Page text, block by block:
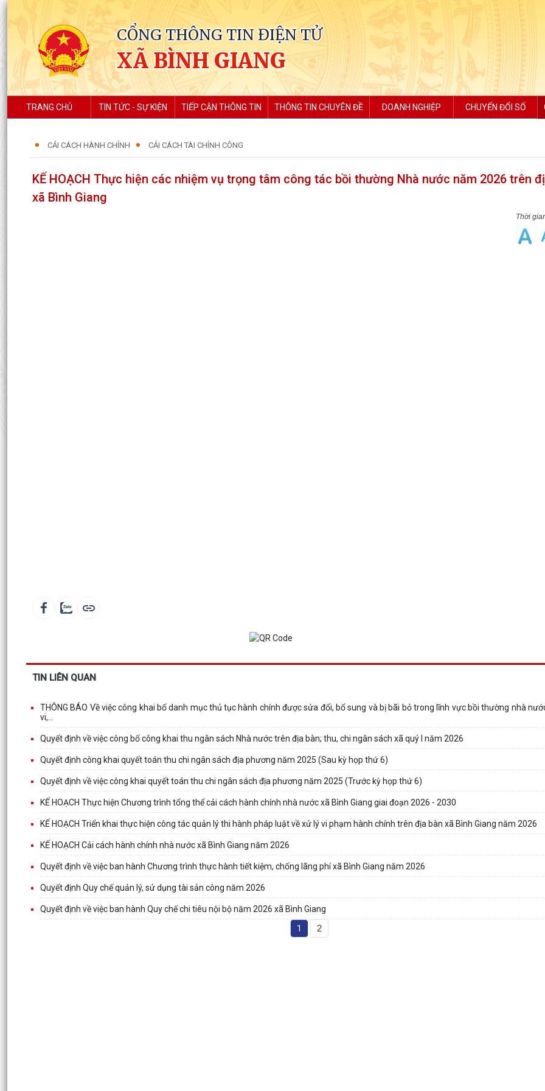
CỔNG THÔNG TIN ĐIỆN TỬ
XÃ BÌNH GIANG
TRANG CHỦ TIN TỨC - SỰ KIỆN TIẾP CẬN THÔNG TIN THÔNG TIN CHUYÊN ĐỀ DOANH NGHIỆP CHUYỂN ĐỔI SỐ
CẢI CÁCH HÀNH CHÍNH CẢI CÁCH TÀI CHÍNH CÔNG
KẾ HOẠCH Thực hiện các nhiệm vụ trọng tâm công tác bồi thường Nhà nước năm 2026 trên
xã Bình Giang
TIN LIÊN QUAN
THÔNG BÁO Về việc công khai bố danh mục thủ tục hành chính được sửa đổi, bổ sung và bị bãi bỏ trong lĩnh vực bồi thường nhà
vi,...
Quyết định về việc công bố công khai thu ngân sách Nhà nước trên địa bàn; thu, chi ngân sách xã quý I năm 2026
Quyết định công khai quyết toán thu chi ngân sách địa phương năm 2025 (Sau kỳ họp thứ 6)
Quyết định về việc công khai quyết toán thu chi ngân sách địa phương năm 2025 (Trước kỳ họp thứ 6)
KẾ HOẠCH Thực hiện Chương trình tổng thể cải cách hành chính nhà nước xã Bình Giang giai đoạn 2026 - 2030
KẾ HOẠCH Triển khai thực hiện công tác quản lý thi hành pháp luật về xử lý vi phạm hành chính trên địa bàn xã Bình Giang năm 2026
KẾ HOẠCH Cải cách hành chính nhà nước xã Bình Giang năm 2026
Quyết định về việc ban hành Chương trình thực hành tiết kiệm, chống lãng phí xã Bình Giang năm 2026
Quyết định Quy chế quản lý, sử dụng tài sản công năm 2026
Quyết định về việc ban hành Quy chế chi tiêu nội bộ năm 2026 xã Bình Giang
1 2